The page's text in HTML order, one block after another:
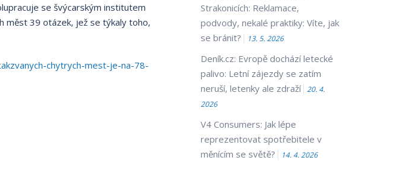
se švýcarským institutem
měst 39 otázek, jež se týkaly toho,
chytrych-mest-je-na-78-
Strakonicích: Reklamace,
podvody, nekalé praktiky: Víte, jak
se bránit?
13. 5. 2026
Deník.cz: Evropě dochází letecké
palivo: Letní zájezdy se zatím
neruší, letenky ale zdraží
20. 4.
2026
V4 Consumers: Jak lépe
reprezentovat spotřebitele v
měnícím se světě?
14. 4. 2026